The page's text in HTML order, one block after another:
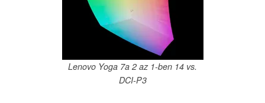
Lenovo Yoga 7a 2 az 1-ben 14 vs.
DCI-P3